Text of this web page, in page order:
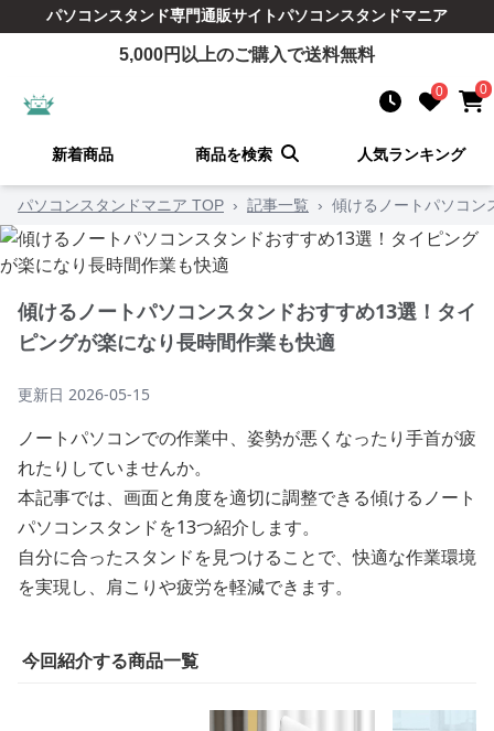
パソコンスタンド専門通販サイトパソコンスタンドマニア
5,000円以上のご購入で送料無料
0 0
新着商品 商品を検索 人気ランキング
パソコンスタンドマニア TOP › 記事一覧 › 傾けるノートパソコン
傾けるノートパソコンスタンドおすすめ13選！タイ
ピングが楽になり長時間作業も快適
更新日 2026-05-15
ノートパソコンでの作業中、姿勢が悪くなったり手首が疲
れたりしていませんか。
本記事では、画面と角度を適切に調整できる傾けるノート
パソコンスタンドを13つ紹介します。
自分に合ったスタンドを見つけることで、快適な作業環境
を実現し、肩こりや疲労を軽減できます。
今回紹介する商品一覧